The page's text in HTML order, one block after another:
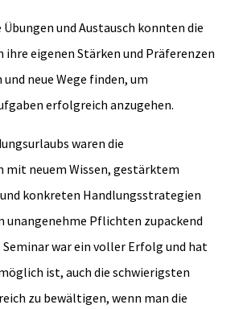
und Austausch konnten die
eigenen Stärken und Präferenzen
neue Wege finden, um
erfolgreich anzugehen.
waren die
mit neuem Wissen, gestärktem
konkreten Handlungsstrategien
unangenehme Pflichten zupackend
Seminar war ein voller Erfolg und hat
ist, auch die schwierigsten
zu bewältigen, wenn man die